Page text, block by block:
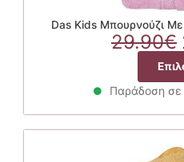
Das Kids Μπουρνούζι
29.90€
Παράδοση